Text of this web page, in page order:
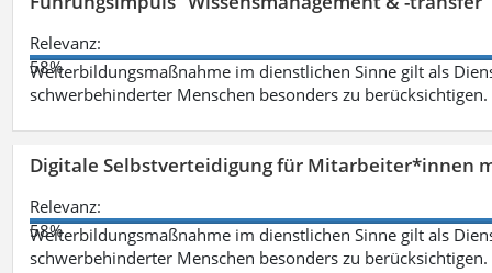
Relevanz:
58%
Weiterbildungsmaßnahme im dienstlichen Sinne gilt als
schwerbehinderter Menschen besonders zu berücksichtigen.
Digitale Selbstverteidigung für Mitarbeiter*innen
Relevanz:
58%
Weiterbildungsmaßnahme im dienstlichen Sinne gilt als
schwerbehinderter Menschen besonders zu berücksichtigen.